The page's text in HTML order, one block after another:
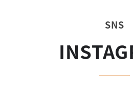
SNS